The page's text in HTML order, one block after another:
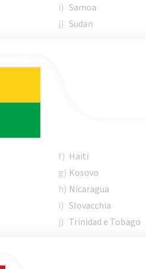
i) Samoa
j) Sudan
f) Haiti
g) Kosovo
h) Nicaragua
i) Slovacchia
j) Trinidad e Tobago